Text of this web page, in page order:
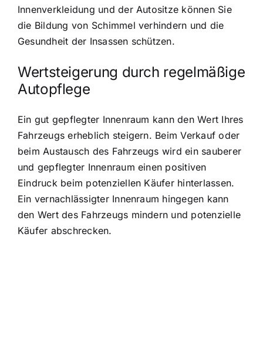
Innenverkleidung und der Autositze können Sie
die Bildung von Schimmel verhindern und die
Gesundheit der Insassen schützen.
Wertsteigerung durch regelmäßige
Autopflege
Ein gut gepflegter Innenraum kann den Wert Ihres
Fahrzeugs erheblich steigern. Beim Verkauf oder
beim Austausch des Fahrzeugs wird ein sauberer
und gepflegter Innenraum einen positiven
Eindruck beim potenziellen Käufer hinterlassen.
Ein vernachlässigter Innenraum hingegen kann
den Wert des Fahrzeugs mindern und potenzielle
Käufer abschrecken.